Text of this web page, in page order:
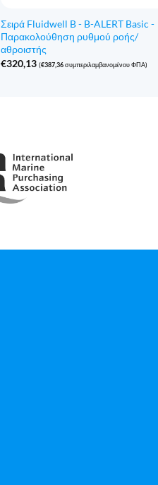
Σειρά Fluidwell B - B-ALERT Basic -
Παρακολούθηση ρυθμού ροής/
αθροιστής
€320,13 (€387,36συμπεριλαμβανομένου ΦΠΑ)